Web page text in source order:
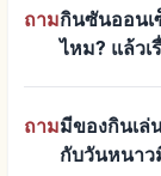
ถามกินซันออนเ
ไหม? แล้วเ
ถามมีของกินเล่
กับวันหนาว